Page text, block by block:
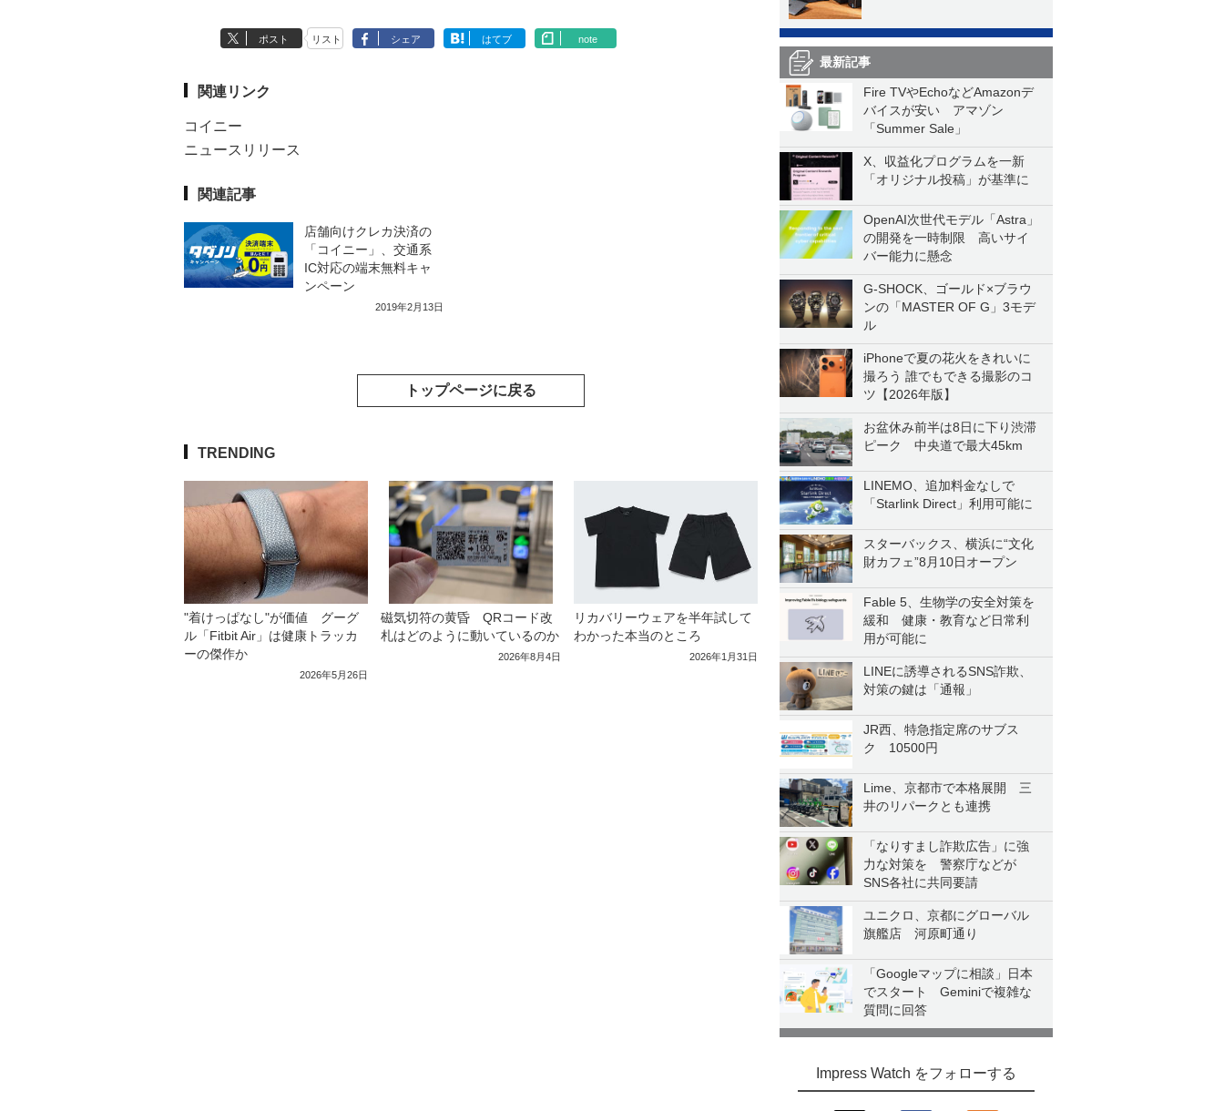
最新記事
Fire TVやEchoなどAmazonデ
バイスが安い アマゾン
「Summer Sale」
X、収益化プログラムを一新
「オリジナル投稿」が基準に
OpenAI次世代モデル「Astra」
の開発を一時制限 高いサイ
バー能力に懸念
G-SHOCK、ゴールド×ブラウ
ンの「MASTER OF G」3モデ
ル
iPhoneで夏の花火をきれいに
撮ろう 誰でもできる撮影のコ
ツ【2026年版】
お盆休み前半は8日に下り渋滞
ピーク 中央道で最大45km
LINEMO、追加料金なしで
「Starlink Direct」利用可能に
スターバックス、横浜に“文化
財カフェ”8月10日オープン
Fable 5、生物学の安全対策を
緩和 健康・教育など日常利
用が可能に
LINEに誘導されるSNS詐欺、
対策の鍵は「通報」
JR西、特急指定席のサブス
ク 10500円
Lime、京都市で本格展開 三
井のリパークとも連携
「なりすまし詐欺広告」に強
力な対策を 警察庁などが
SNS各社に共同要請
ユニクロ、京都にグローバル
旗艦店 河原町通り
「Googleマップに相談」日本
でスタート Geminiで複雑な
質問に回答
Impress Watch をフォローする
ポスト リスト シェア はてブ note
関連リンク
コイニー
ニュースリリース
関連記事
店舗向けクレカ決済の
「コイニー」、交通系
IC対応の端末無料キャ
ンペーン
2019年2月13日
トップページに戻る
TRENDING
"着けっぱなし"が価値 グーグ
ル「Fitbit Air」は健康トラッカ
ーの傑作か
2026年5月26日
磁気切符の黄昏 QRコード改
札はどのように動いているのか
2026年8月4日
リカバリーウェアを半年試して
わかった本当のところ
2026年1月31日